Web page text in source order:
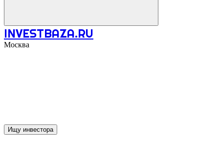
INVESTBAZA.RU
Москва
Ищу инвестора